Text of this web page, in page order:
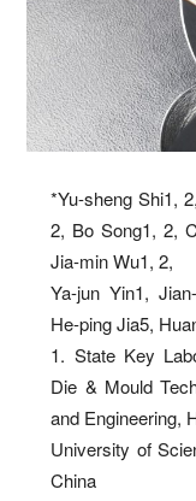
*Yu-sheng Shi1, 2
2, Bo Song1, 2,
Jia-min Wu1, 2,
Ya-jun Yin1,
He-ping Jia5,
1. State Key
Die & Mould T
and Engineering,
University of
China